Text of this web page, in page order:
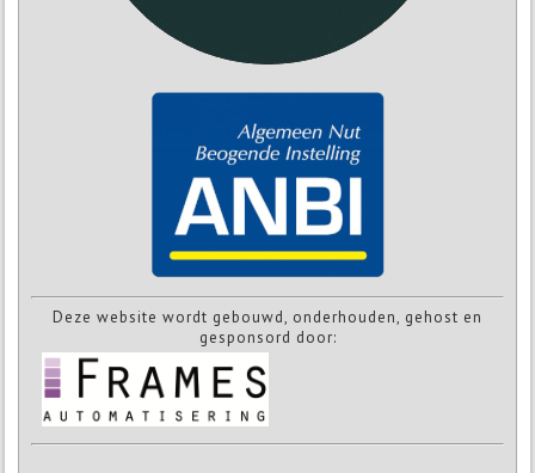
Deze website wordt gebouwd, onderhouden, gehost en
gesponsord door: